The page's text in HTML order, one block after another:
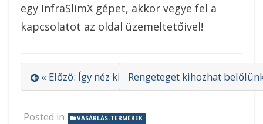
egy InfraSlimX gépet, akkor vegye fel a
kapcsolatot az oldal üzemeltetőivel!
« Előző: Így néz ki egy luxi fali ékszerszekrény
Rengeteget kihozhat
Posted in VÁSÁRLÁS-TERMÉKEK